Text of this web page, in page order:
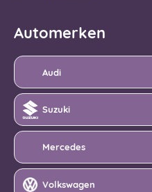
Automerken
Audi
Suzuki
Mercedes
Volkswagen